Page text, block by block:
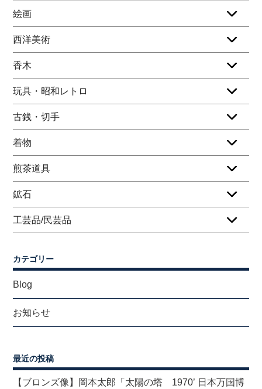
絵画
西洋美術
香木
玩具・昭和レトロ
古銭・切手
着物
煎茶道具
鉱石
工芸品/民芸品
カテゴリー
Blog
お知らせ
最近の投稿
【ブロンズ像】岡本太郎「太陽の塔 1970’ 日本万国博